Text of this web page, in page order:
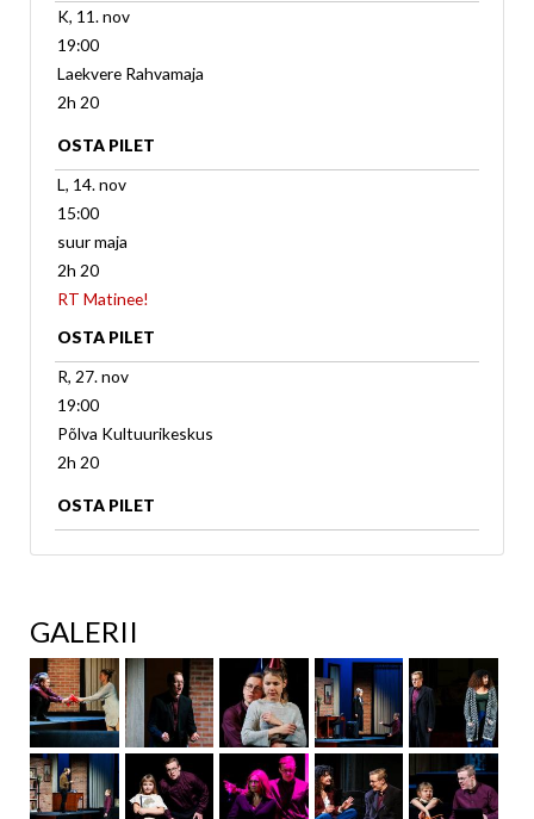
K, 11. nov
19:00
Laekvere Rahvamaja
2h 20
OSTA PILET
L, 14. nov
15:00
suur maja
2h 20
RT Matinee!
OSTA PILET
R, 27. nov
19:00
Põlva Kultuurikeskus
2h 20
OSTA PILET
GALERII